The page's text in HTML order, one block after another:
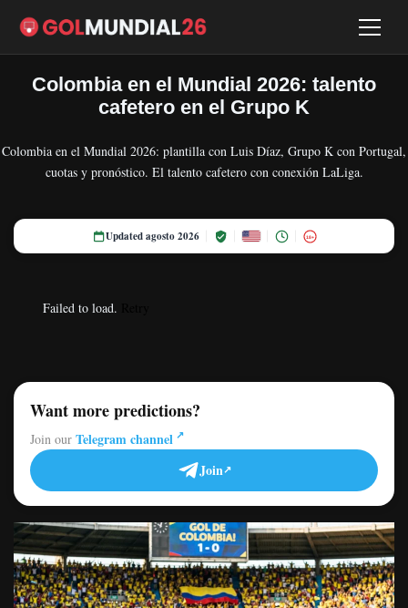
Colombia en el Mundial 2026: talento
cafetero en el Grupo K
Colombia en el Mundial 2026: plantilla con Luis Díaz, Grupo K con Portugal,
cuotas y pronóstico. El talento cafetero con conexión LaLiga.
Updated agosto 2026 18+
Failed to load.
Want more predictions?
Join our Telegram channel
Join